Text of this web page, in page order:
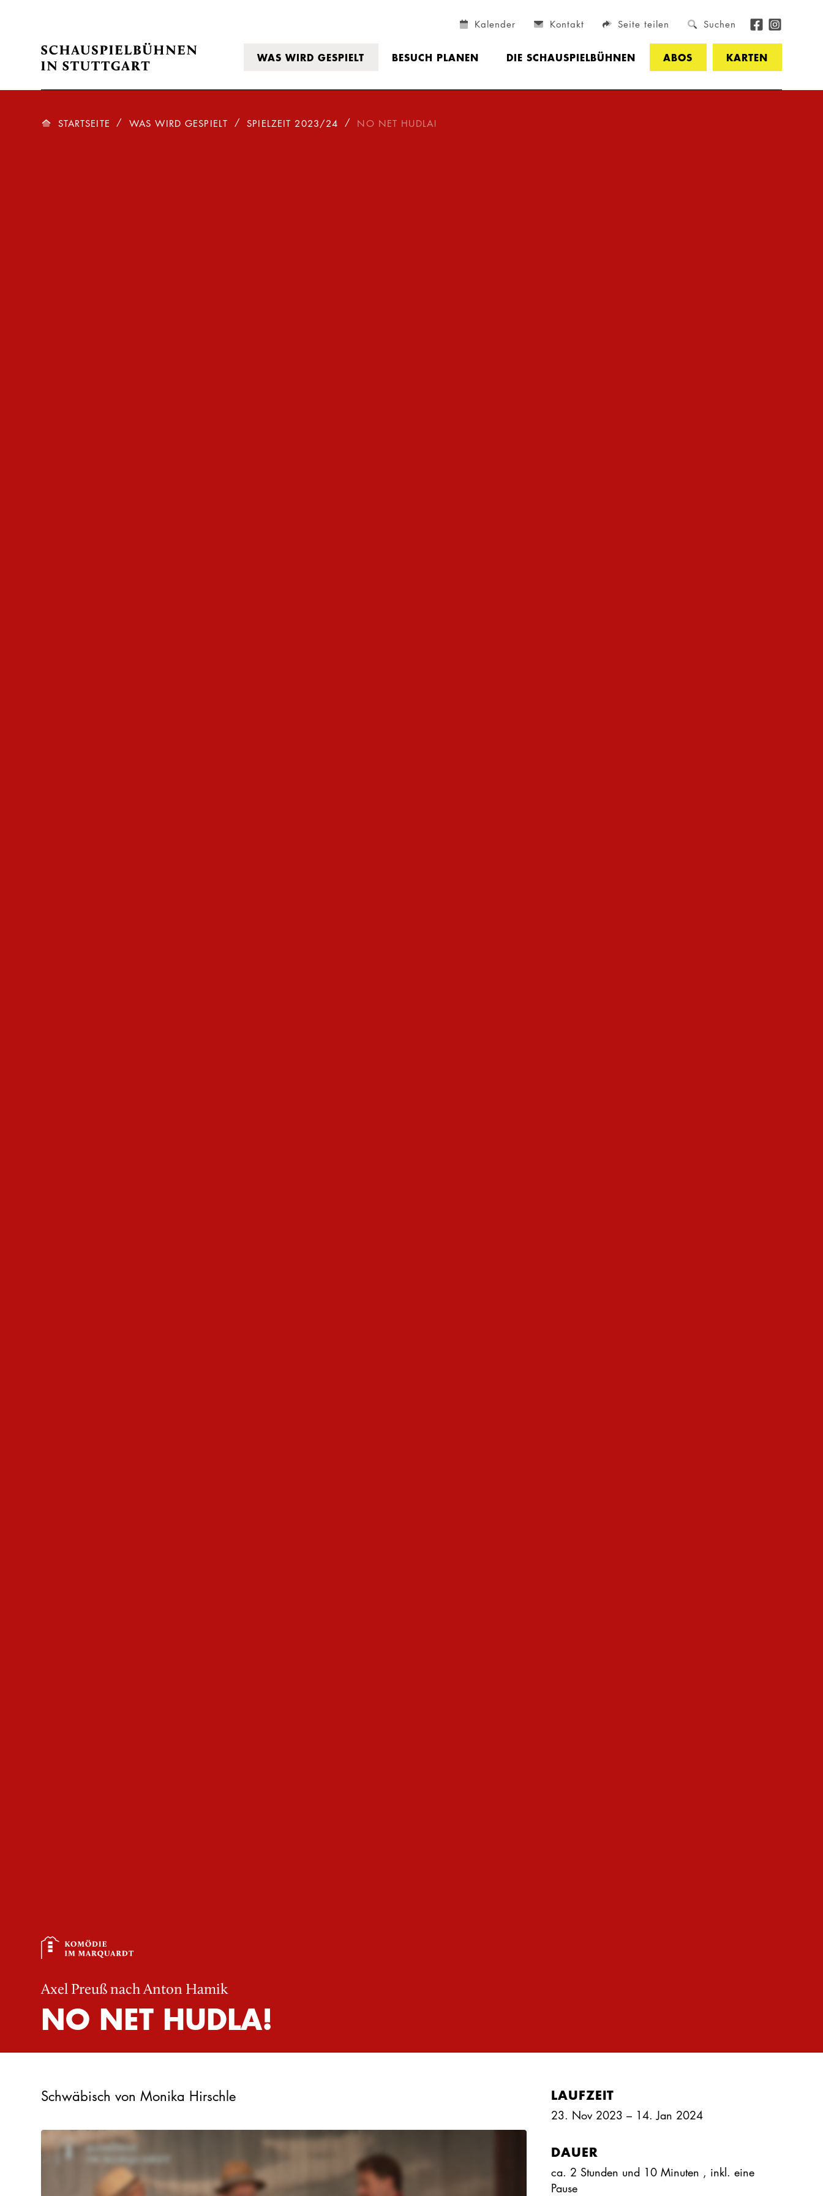
Kalender Kontakt Seite teilen Suchen
WAS WIRD GESPIELT BESUCH PLANEN DIE SCHAUSPIELBÜHNEN ABOS KARTEN
STARTSEITE WAS WIRD GESPIELT SPIELZEIT 2023/24 NO NET HUDLA!
Axel Preuß nach Anton Hamik
NO NET HUDLA!
Schwäbisch von Monika Hirschle LAUFZEIT
23. Nov 2023 – 14. Jan 2024
DAUER
ca. 2 Stunden und 10 Minuten , inkl.eine
Pause